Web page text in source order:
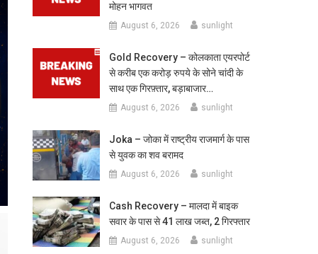
मोहन भागवत
August 6, 2026 sunlight
Gold Recovery – कोलकाता एयरपोर्ट
से करीब एक करोड़ रुपये के सोने चांदी के
साथ एक गिरफ़्तार, बड़ाबाजार…
August 6, 2026 sunlight
Joka – जोका में राष्ट्रीय राजमार्ग के पास
से युवक का शव बरामद
August 6, 2026 sunlight
Cash Recovery – मालदा में बाइक
सवार के पास से 41 लाख जब्त, 2 गिरफ्तार
August 6, 2026 sunlight